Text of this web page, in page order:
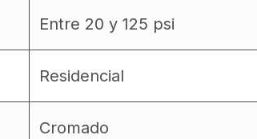
Entre 20 y 125 psi
Residencial
Cromado